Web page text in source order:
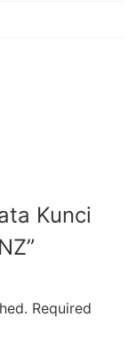
Kunci
Required